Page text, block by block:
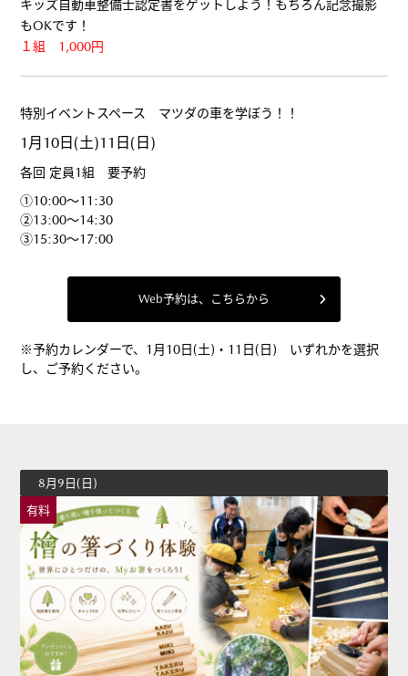
キッズ自動車整備士認定書をゲットしよう！もちろん記念撮影
もOKです！
１組 1,000円
特別イベントスペース マツダの車を学ぼう！！
1月10日(土)11日(日)
各回 定員1組 要予約
①10:00～11:30
②13:00～14:30
③15:30～17:00
Web予約は、こちらから
※予約カレンダーで、1月10日(土)・11日(日) いずれかを選択
し、ご予約ください。
8月9日(日)
有料